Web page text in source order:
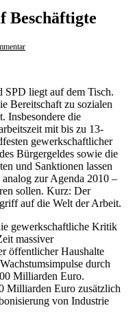
Beschäftigte
liegt auf dem Tisch.
Bereitschaft zu sozialen
Insbesondere die
mit bis zu 13-
gewerkschaftlicher
Bürgergeldes sowie die
und Sanktionen lassen
zur Agenda 2010 –
sollen. Kurz: Der
auf die Welt der Arbeit.
gewerkschaftliche Kritik
massiver
öffentlicher Haushalte
durch
Milliarden Euro.
Milliarden Euro zusätzlich
von Industrie